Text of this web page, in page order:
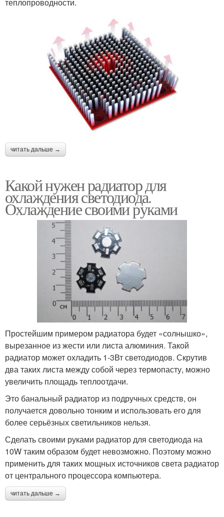
читать дальше →
Какой нужен радиатор для
охлаждения светодиода.
Охлаждение своими руками
Простейшим примером радиатора будет «солнышко»,
вырезанное из жести или листа алюминия. Такой
радиатор может охладить 1-3Вт светодиодов. Скрутив
два таких листа между собой через термопасту, можно
увеличить площадь теплоотдачи.
Это банальный радиатор из подручных средств, он
получается довольно тонким и использовать его для
более серьёзных светильников нельзя.
Сделать своими руками радиатор для светодиода на
10W таким образом будет невозможно. Поэтому можно
применить для таких мощных источников света радиатор
от центрального процессора компьютера.
читать дальше →